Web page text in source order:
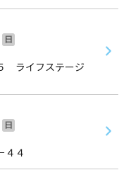
日
ライフステージ
日
４４